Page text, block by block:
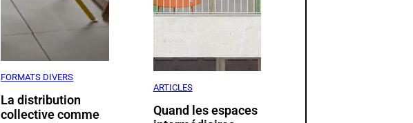
FORMATS DIVERS
La distribution
collective comme
ARTICLES
Quand les espaces